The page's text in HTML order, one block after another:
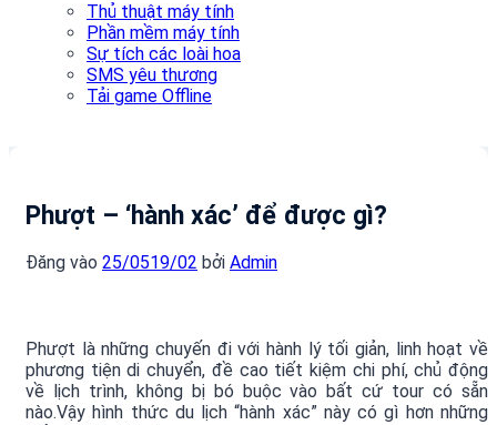
Thủ thuật máy tính
Phần mềm máy tính
Sự tích các loài hoa
SMS yêu thương
Tải game Offline
Phượt – ‘hành xác’ để được gì?
Đăng vào 25/0519/02 bởi Admin
Phượt là những chuyến đi với hành lý tối giản, linh hoạt về
phương tiện di chuyển, đề cao tiết kiệm chi phí, chủ động
về lịch trình, không bị bó buộc vào bất cứ tour có sẵn
nào.Vậy hình thức du lịch “hành xác” này có gì hơn những